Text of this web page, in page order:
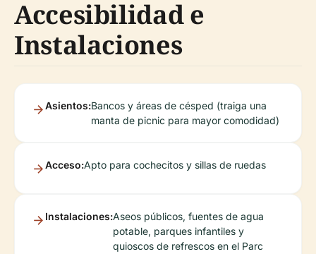
Accesibilidad e
Instalaciones
Asientos:Bancos y áreas de césped (traiga una
manta de picnic para mayor comodidad)
Acceso:Apto para cochecitos y sillas de ruedas
Instalaciones:Aseos públicos, fuentes de agua
potable, parques infantiles y
quioscos de refrescos en el Parc